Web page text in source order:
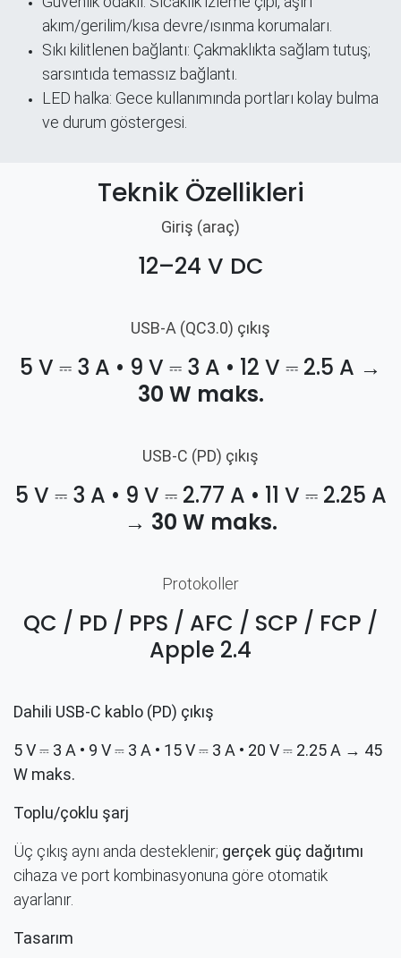
akım/gerilim/kısa devre/ısınma korumaları.
Sıkı kilitlenen bağlantı: Çakmaklıkta sağlam tutuş;
sarsıntıda temassız bağlantı.
LED halka: Gece kullanımında portları kolay bulma
ve durum göstergesi.
Teknik Özellikleri
Giriş (araç)
12–24 V DC
USB-A (QC3.0) çıkış
5 V ⎓ 3 A • 9 V ⎓ 3 A • 12 V ⎓ 2.5 A →
30 W maks.
USB-C (PD) çıkış
5 V ⎓ 3 A • 9 V ⎓ 2.77 A • 11 V ⎓ 2.25 A
→ 30 W maks.
Protokoller
QC / PD / PPS / AFC / SCP / FCP /
Apple 2.4
Dahili USB-C kablo (PD) çıkış
5 V ⎓ 3 A • 9 V ⎓ 3 A • 15 V ⎓ 3 A • 20 V ⎓ 2.25 A → 45
W maks.
Toplu/çoklu şarj
Üç çıkış aynı anda desteklenir; gerçek güç dağıtımı
cihaza ve port kombinasyonuna göre otomatik
ayarlanır.
Tasarım